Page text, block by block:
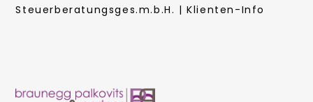
Steuerberatungsges.m.b.H. | Klienten-Info